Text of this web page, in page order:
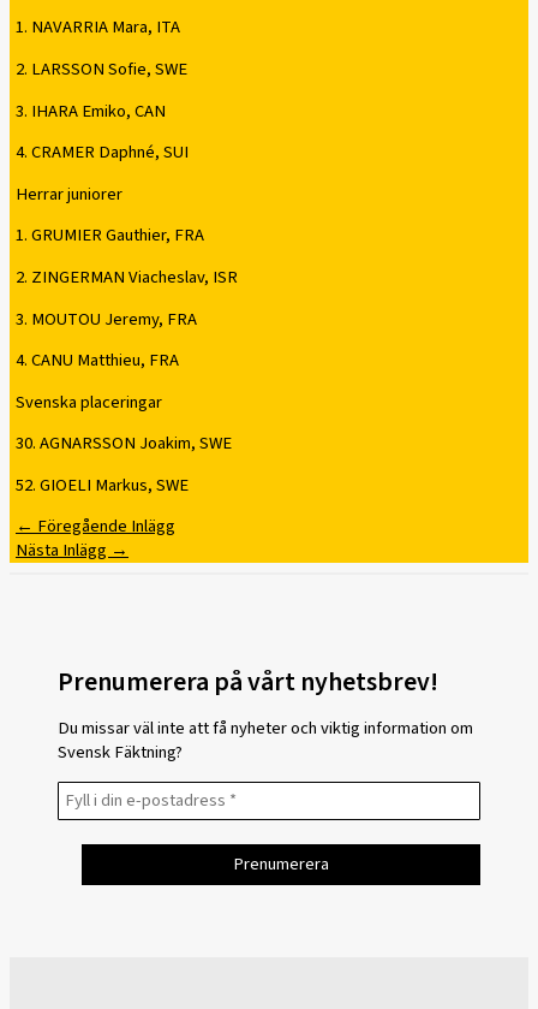
1. NAVARRIA Mara, ITA
2. LARSSON Sofie, SWE
3. IHARA Emiko, CAN
4. CRAMER Daphné, SUI
Herrar juniorer
1. GRUMIER Gauthier, FRA
2. ZINGERMAN Viacheslav, ISR
3. MOUTOU Jeremy, FRA
4. CANU Matthieu, FRA
Svenska placeringar
30. AGNARSSON Joakim, SWE
52. GIOELI Markus, SWE
←Föregående Inlägg
Nästa Inlägg→
Prenumerera på vårt nyhetsbrev!
Du missar väl inte att få nyheter och viktig information om
Svensk Fäktning?